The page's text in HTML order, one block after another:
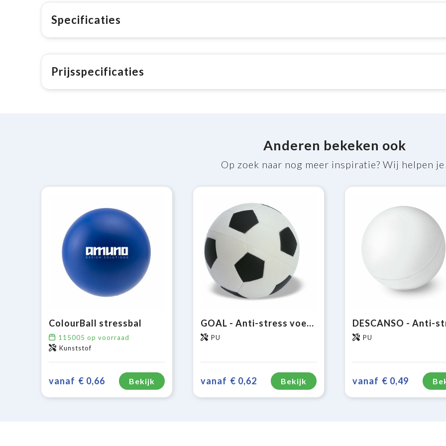
Specificaties
Prijsspecificaties
Anderen bekeken ook
Op zoek naar nog meer inspiratie? Wij helpen
ColourBall stressbal
115005 op voorraad
Kunststof
vanaf € 0,66 Bekijk
GOAL - Anti-stress voetbal
PU
vanaf € 0,62 Bekijk
PU
vanaf € 0,49